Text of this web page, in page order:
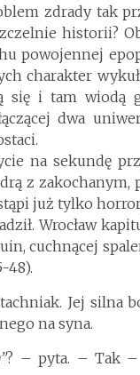
zdrady tak
historii?
powojennej
charakter
się i tam wiodą
dwa
na sekundę
z zakochanym,
już tylko
Wrocław
cuchnącej
48).
Jej silna
na syna.
? – pyta. – Tak –